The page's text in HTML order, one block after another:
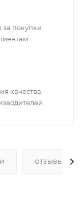
за покупки
качества
ОТЗЫВЫ